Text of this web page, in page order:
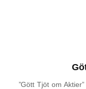
”Gött Tjöt om